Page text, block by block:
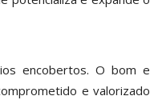
encobertos. O bom e
e valorizado